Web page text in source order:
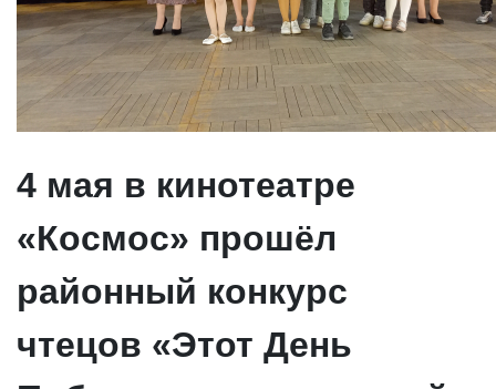
4 мая в кинотеатре
«Космос» прошёл
районный конкурс
чтецов «Этот День